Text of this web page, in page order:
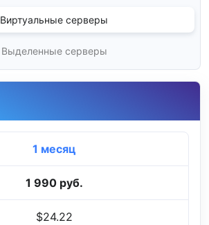
Виртуальные серверы
Выделенные серверы
1 месяц
1 990 руб.
$24.22